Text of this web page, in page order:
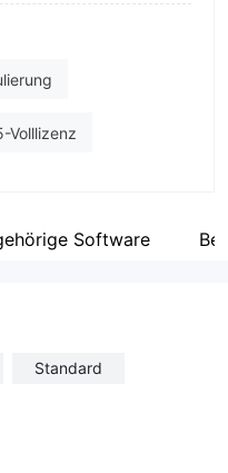
Volllizenz
Software
Standard